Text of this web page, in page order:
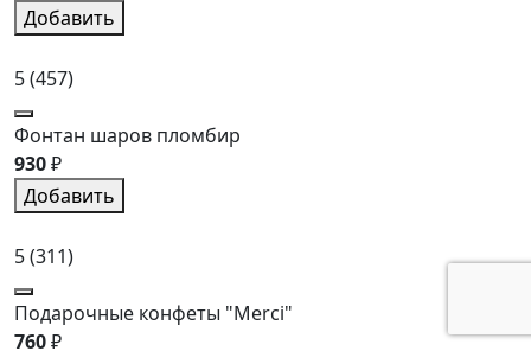
Добавить
5(457)
Фонтан шаров пломбир
930₽
Добавить
5(311)
Подарочные конфеты "Merci"
760₽